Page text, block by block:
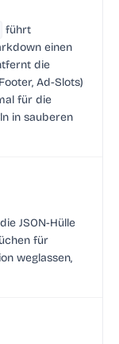
führt
einen
die
Ad-Slots)
für die
in sauberen
JSON-Hülle
für
weglassen,